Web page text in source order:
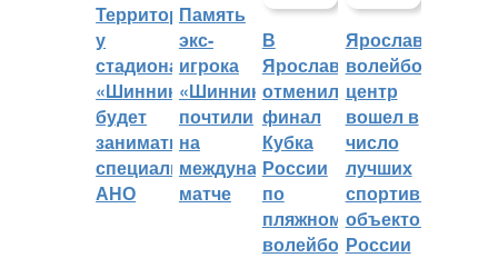
Территорией
у
стадиона
«Шинник»
будет
заниматься
специальное
АНО
Память
экс-
игрока
«Шинника»
почтили
на
международном
матче
В
Ярославле
отменили
финал
Кубка
России
по
пляжному
волейболу
Ярославский
волейбольный
центр
вошел в
число
лучших
спортивных
объектов
России